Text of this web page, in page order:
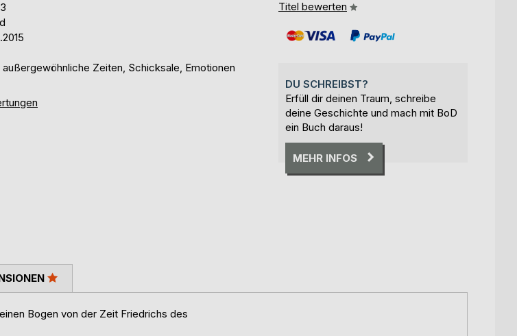
Zeiten, Schicksale, Emotionen
Titel bewerten
DU SCHREIBST?
Erfüll dir deinen Traum, schreibe
deine Geschichte und mach mit BoD
ein Buch daraus!
MEHR INFOS
Bogen von der Zeit Friedrichs des